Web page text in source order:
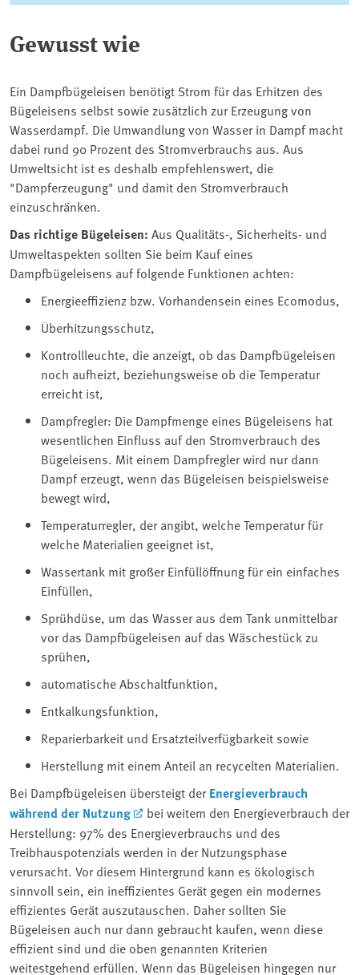
Gewusst wie
Ein Dampfbügeleisen benötigt Strom für das Erhitzen des
Bügeleisens selbst sowie zusätzlich zur Erzeugung von
Wasserdampf. Die Umwandlung von Wasser in Dampf macht
dabei rund 90 Prozent des Stromverbrauchs aus. Aus
Umweltsicht ist es deshalb empfehlenswert, die
"Dampferzeugung" und damit den Stromverbrauch
einzuschränken.
Das richtige Bügeleisen: Aus Qualitäts-, Sicherheits- und
Umweltaspekten sollten Sie beim Kauf eines
Dampfbügeleisens auf folgende Funktionen achten:
Energieeffizienz bzw. Vorhandensein eines Ecomodus,
Überhitzungsschutz,
Kontrollleuchte, die anzeigt, ob das Dampfbügeleisen
noch aufheizt, beziehungsweise ob die Temperatur
erreicht ist,
Dampfregler: Die Dampfmenge eines Bügeleisens hat
wesentlichen Einfluss auf den Stromverbrauch des
Bügeleisens. Mit einem Dampfregler wird nur dann
Dampf erzeugt, wenn das Bügeleisen beispielsweise
bewegt wird,
Temperaturregler, der angibt, welche Temperatur für
welche Materialien geeignet ist,
Wassertank mit großer Einfüllöffnung für ein einfaches
Einfüllen,
Sprühdüse, um das Wasser aus dem Tank unmittelbar
vor das Dampfbügeleisen auf das Wäschestück zu
sprühen,
automatische Abschaltfunktion,
Entkalkungsfunktion,
Reparierbarkeit und Ersatzteilverfügbarkeit sowie
Herstellung mit einem Anteil an recycelten Materialien.
Bei Dampfbügeleisen übersteigt derEnergieverbrauch
während der Nutzung
bei weitem den Energieverbrauch der
Herstellung: 97% des Energieverbrauchs und des
Treibhauspotenzials werden in der Nutzungsphase
verursacht. Vor diesem Hintergrund kann es ökologisch
sinnvoll sein, ein ineffizientes Gerät gegen ein modernes
effizientes Gerät auszutauschen. Daher sollten Sie
Bügeleisen auch nur dann gebraucht kaufen, wenn diese
effizient sind und die oben genannten Kriterien
weitestgehend erfüllen. Wenn das Bügeleisen hingegen nur